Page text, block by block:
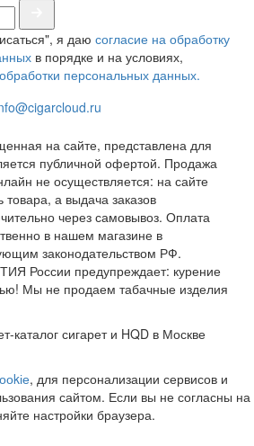
я даю согласие на обработку
в порядке и на условиях,
персональных данных.
на сайте, представлена для
публичной офертой. Продажа
не осуществляется: на сайте
а выдача заказов
через самовывоз. Оплата
в нашем магазине в
законодательством РФ.
России предупреждает: курение
Мы не продаем табачные изделия
каталог сигарет и HQD в Москве
, для персонализации сервисов и
сайтом. Если вы не согласны на
настройки браузера.